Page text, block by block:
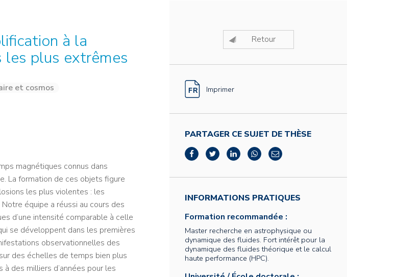
à la
les plus extrêmes
et cosmos
magnétiques connus dans
La formation de ces objets figure
les plus violentes : les
équipe a réussi au cours des
d’une intensité comparable à celle
se développent dans les premières
observationnelles des
des échelles de temps bien plus
des milliers d’années pour les
Retour
Imprimer
PARTAGER CE SUJET DE THÈSE
INFORMATIONS PRATIQUES
Formation recommandée :
Master recherche en astrophysique ou
dynamique des fluides. Fort intérêt pour la
dynamique des fluides théorique et le calcul
haute performance (HPC).